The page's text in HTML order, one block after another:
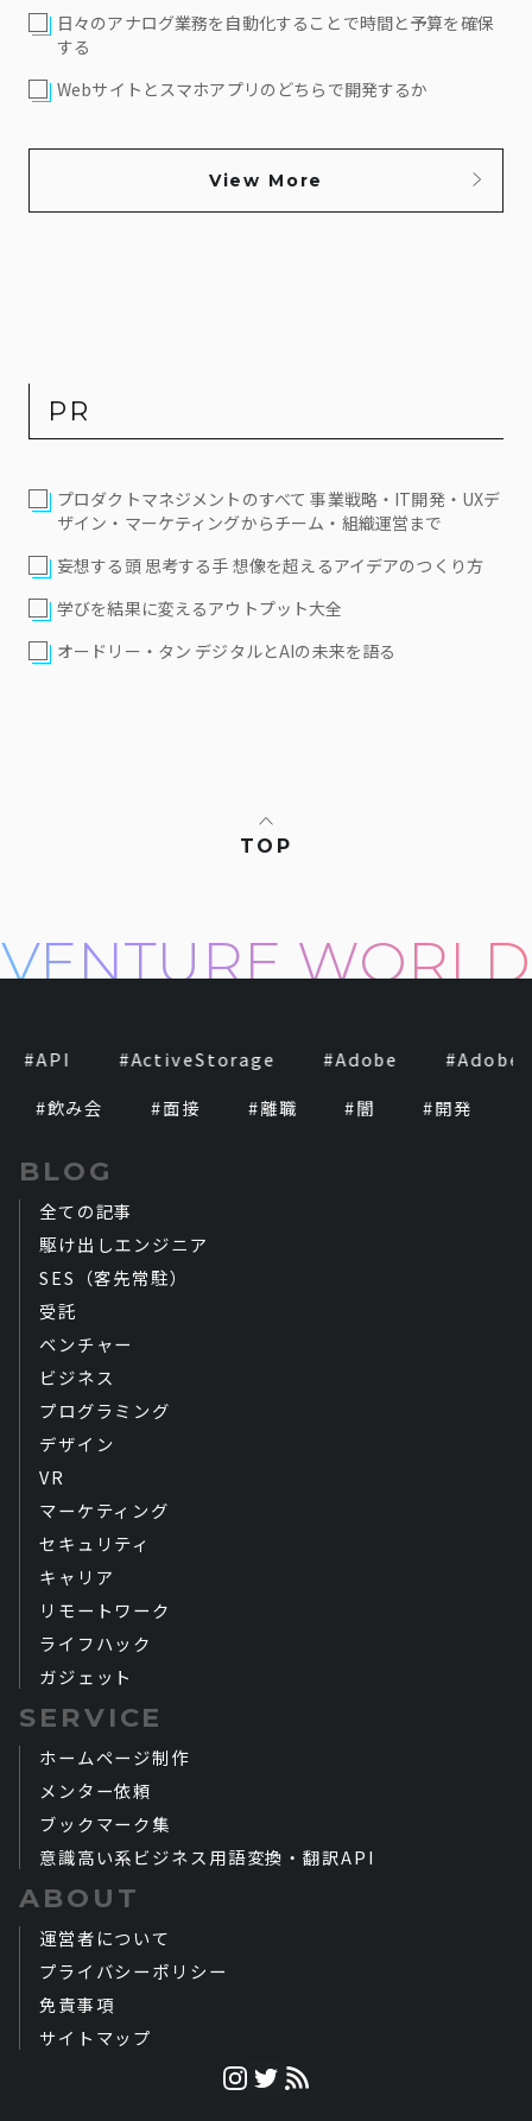
日々のアナログ業務を自動化することで時間と予算を確保
する
Webサイトとスマホアプリのどちらで開発するか
View More
PR
プロダクトマネジメントのすべて 事業戦略・IT開発・UXデ
ザイン・マーケティングからチーム・組織運営まで
妄想する頭 思考する手 想像を超えるアイデアのつくり方
学びを結果に変えるアウトプット大全
オードリー・タン デジタルとAIの未来を語る
TOP
API ActiveStorage Adobe
Adobe
飲み会 面接 離職 開発
BLOG
全ての記事
駆け出しエンジニア
SES（客先常駐）
受託
ベンチャー
ビジネス
プログラミング
デザイン
VR
マーケティング
セキュリティ
キャリア
リモートワーク
ライフハック
ガジェット
SERVICE
ホームページ制作
メンター依頼
ブックマーク集
意識高い系ビジネス用語変換・翻訳API
ABOUT
運営者について
プライバシーポリシー
免責事項
サイトマップ